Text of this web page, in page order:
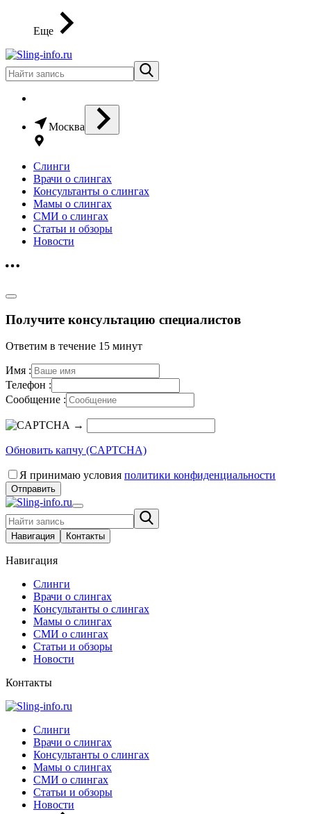
Еще
Москва
Слинги
Врачи о слингах
Консультанты о слингах
Мамы о слингах
СМИ о слингах
Статьи и обзоры
Новости
Получите консультацию специалистов
Ответим в течение 15 минут
Имя :
Телефон :
Сообщение :
→
Обновить капчу (CAPTCHA)
Я принимаю условия политики конфиденциальности
Отправить
Навигация Контакты
Навигация
Слинги
Врачи о слингах
Консультанты о слингах
Мамы о слингах
СМИ о слингах
Статьи и обзоры
Новости
Контакты
Слинги
Врачи о слингах
Консультанты о слингах
Мамы о слингах
СМИ о слингах
Статьи и обзоры
Новости